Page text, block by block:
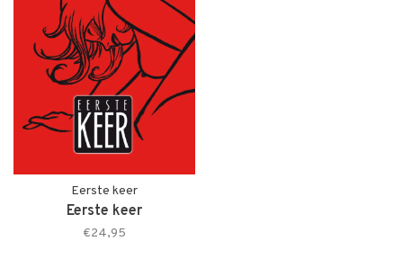
Eerste keer
Eerste keer
€24,95